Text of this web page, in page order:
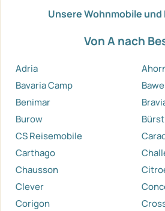
Unsere Wohnmobile
Von A nach
Adria
Bavaria Camp
Benimar
Burow
CS Reisemobile
Carthago
Chausson
Clever
Corigon